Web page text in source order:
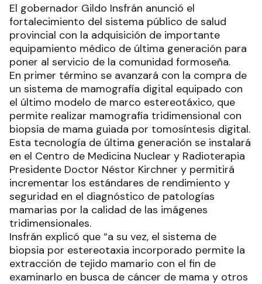
El gobernador Gildo Insfrán anunció el
fortalecimiento del sistema público de salud
provincial con la adquisición de importante
equipamiento médico de última generación para
poner al servicio de la comunidad formoseña.
En primer término se avanzará con la compra de
un sistema de mamografía digital equipado con
el último modelo de marco estereotáxico, que
permite realizar mamografía tridimensional con
biopsia de mama guiada por tomosíntesis digital.
Esta tecnología de última generación se instalará
en el Centro de Medicina Nuclear y Radioterapia
Presidente Doctor Néstor Kirchner y permitirá
incrementar los estándares de rendimiento y
seguridad en el diagnóstico de patologías
mamarias por la calidad de las imágenes
tridimensionales.
Insfrán explicó que “a su vez, el sistema de
biopsia por estereotaxia incorporado permite la
extracción de tejido mamario con el fin de
examinarlo en busca de cáncer de mama y otros